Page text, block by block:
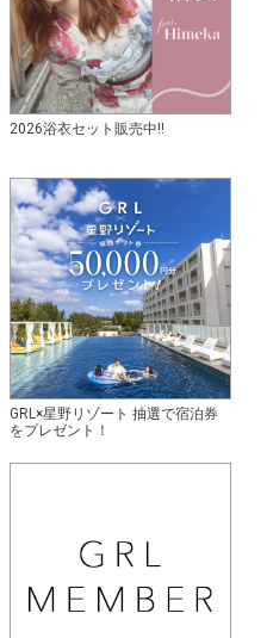
2026浴衣セット販売中!!
GRL×星野リゾート 抽選で宿泊券
をプレゼント！